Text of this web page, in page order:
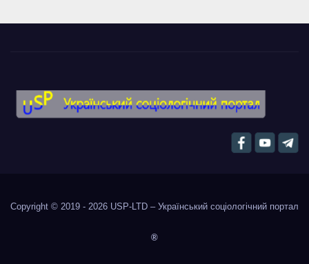
Copyright © 2019 - 2026 USP-LTD – Український соціологічний портал
®